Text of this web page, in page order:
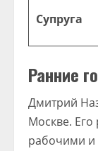
Супруга
Ранние
Дмитрий
Москве.
рабочими и